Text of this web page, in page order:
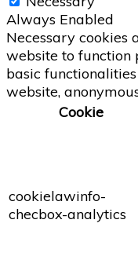
Always Enabled
Necessary cookies
website to function
basic
website,
Cookie
cookielawinfo-
checbox-analytics